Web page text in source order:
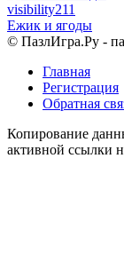
visibility211
Ежик и ягоды
© ПазлИгра.Ру -
Главная
Регистрация
Обратная
Копирование
активной ссылки